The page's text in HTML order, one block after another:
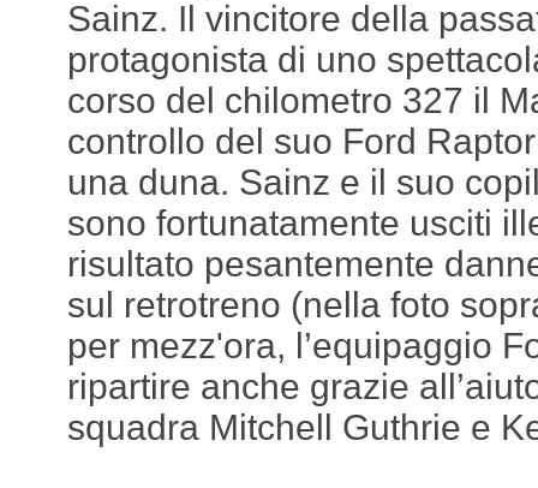
Sainz. Il vincitore della
protagonista di uno
corso del chilometro 327 il
controllo del suo Ford
una duna. Sainz e il suo
sono fortunatamente usciti
risultato pesantemente
sul retrotreno (nella foto
per mezz'ora, l’equipaggio
ripartire anche grazie
squadra Mitchell Guthrie e